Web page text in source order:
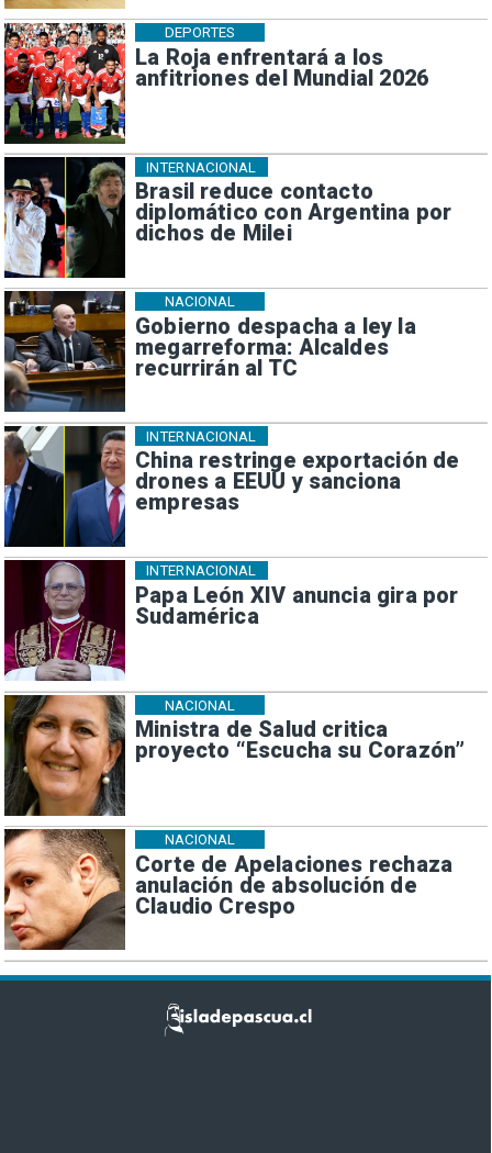
La Roja enfrentará a los
anfitriones del Mundial 2026
DEPORTES
Brasil reduce contacto
diplomático con Argentina por
dichos de Milei
INTERNACIONAL
Gobierno despacha a ley la
megarreforma: Alcaldes
recurrirán al TC
NACIONAL
China restringe exportación de
drones a EEUU y sanciona
empresas
INTERNACIONAL
Papa León XIV anuncia gira por
Sudamérica
INTERNACIONAL
Ministra de Salud critica
proyecto “Escucha su Corazón”
NACIONAL
Corte de Apelaciones rechaza
anulación de absolución de
Claudio Crespo
NACIONAL